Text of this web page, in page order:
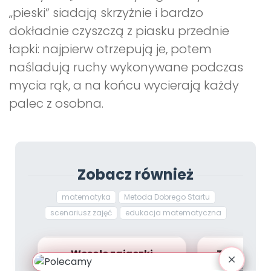
„pieski” siadają skrzyżnie i bardzo
dokładnie czyszczą z piasku przednie
łapki: najpierw otrzepują je, potem
naśladują ruchy wykonywane podczas
mycia rąk, a na końcu wycierają każdy
palec z osobna.
Zobacz również
matematyka
Metoda Dobrego Startu
scenariusz zajęć
edukacja matematyczna
Wesołe zajączki
(scenariusz zajęć
Znaki
dzieci